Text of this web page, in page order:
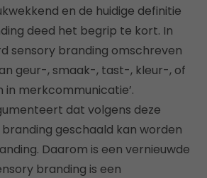
en de huidige definitie
deed het begrip te kort. In
sensory branding omschreven
geur-, smaak-, tast-, kleur-, of
in merkcommunicatie’.
dat volgens deze
geschaald kan worden
Daarom is een vernieuwde
branding is een